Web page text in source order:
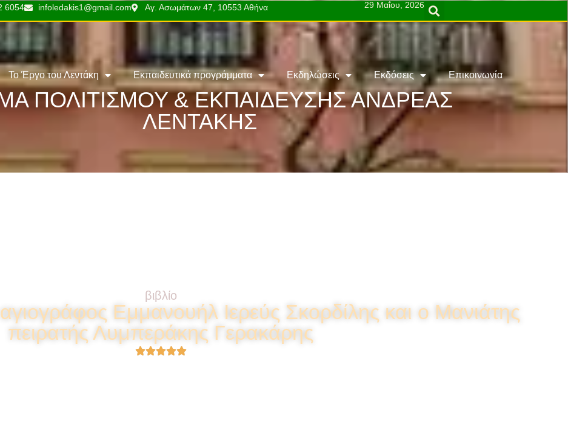
6054 infoledakis1@gmail.com Αγ. Ασωμάτων 47, 10553 Αθήνα 29 Μαΐου, 2026
Το Έργο του Λεντάκη Εκπαιδευτικά προγράμματα Εκδηλώσεις Εκδόσεις Επικοινωνία
ΠΟΛΙΤΙΣΜΟΥ & ΕΚΠΑΙΔΕΥΣΗΣ ΑΝΔΡΕΑΣ
ΛΕΝΤΑΚΗΣ
βιβλίο
Εμμανουήλ Ιερεύς Σκορδίλης και ο Μανιάτης
πειρατής Λυμπεράκης Γερακάρης
